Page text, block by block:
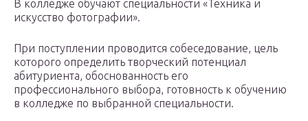
В колледже обучают специальности «Техника и
искусство фотографии».
При поступлении проводится собеседование, цель
которого определить творческий потенциал
абитуриента, обоснованность его
профессионального выбора, готовность к обучению
в колледже по выбранной специальности.